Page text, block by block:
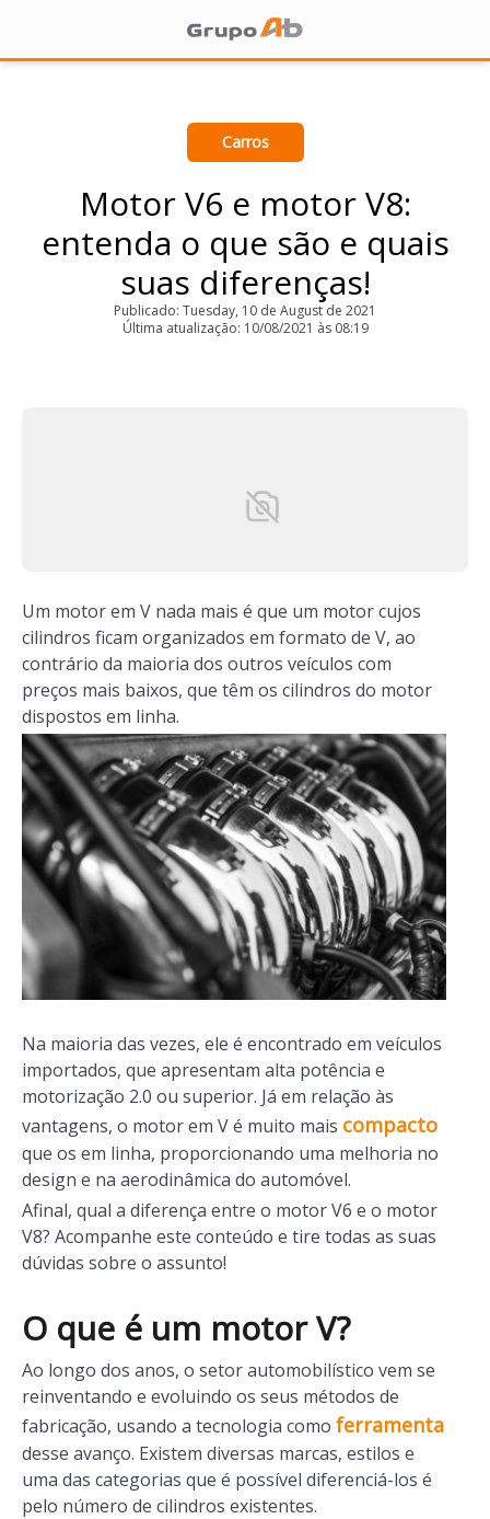
Carros
Motor V6 e motor V8:
entenda o que são e quais
suas diferenças!
Publicado: Tuesday, 10 de August de 2021
Última atualização: 10/08/2021 às 08:19
Um motor em V nada mais é que um motor cujos
cilindros ficam organizados em formato de V, ao
contrário da maioria dos outros veículos com
preços mais baixos, que têm os cilindros do motor
dispostos em linha.
Na maioria das vezes, ele é encontrado em veículos
importados, que apresentam alta potência e
motorização 2.0 ou superior. Já em relação às
vantagens, o motor em V é muito mais compacto
que os em linha, proporcionando uma melhoria no
design e na aerodinâmica do automóvel.
Afinal, qual a diferença entre o motor V6 e o motor
V8? Acompanhe este conteúdo e tire todas as suas
dúvidas sobre o assunto!
O que é um motor V?
Ao longo dos anos, o setor automobilístico vem se
reinventando e evoluindo os seus métodos de
fabricação, usando a tecnologia como ferramenta
desse avanço. Existem diversas marcas, estilos e
uma das categorias que é possível diferenciá-los é
pelo número de cilindros existentes.